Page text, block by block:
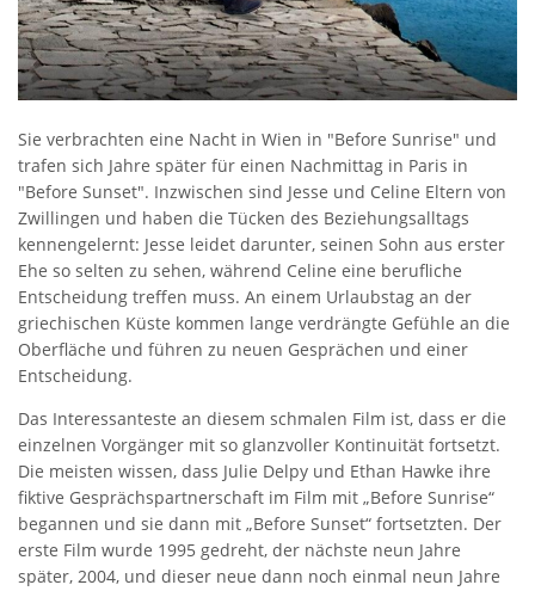
Sie verbrachten eine Nacht in Wien in "Before Sunrise" und
trafen sich Jahre später für einen Nachmittag in Paris in
"Before Sunset". Inzwischen sind Jesse und Celine Eltern von
Zwillingen und haben die Tücken des Beziehungsalltags
kennengelernt: Jesse leidet darunter, seinen Sohn aus erster
Ehe so selten zu sehen, während Celine eine berufliche
Entscheidung treffen muss. An einem Urlaubstag an der
griechischen Küste kommen lange verdrängte Gefühle an die
Oberfläche und führen zu neuen Gesprächen und einer
Entscheidung.
Das Interessanteste an diesem schmalen Film ist, dass er die
einzelnen Vorgänger mit so glanzvoller Kontinuität fortsetzt.
Die meisten wissen, dass Julie Delpy und Ethan Hawke ihre
fiktive Gesprächspartnerschaft im Film mit „Before Sunrise“
begannen und sie dann mit „Before Sunset“ fortsetzten. Der
erste Film wurde 1995 gedreht, der nächste neun Jahre
später, 2004, und dieser neue dann noch einmal neun Jahre